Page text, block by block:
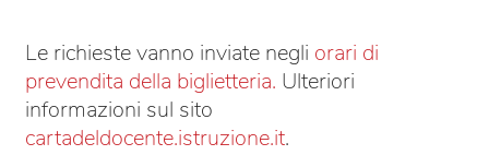
Le richieste vanno inviate negli orari di
prevendita della biglietteria. Ulteriori
informazioni sul sito
cartadeldocente.istruzione.it.